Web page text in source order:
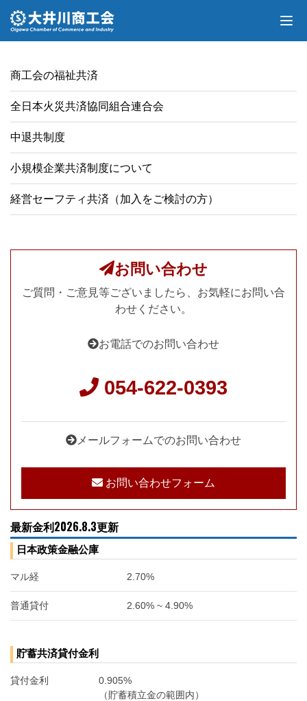
商工会の福祉共済
全日本火災共済協同組合連合会
中退共制度
小規模企業共済制度について
経営セーフティ共済（加入をご検討の方）
お問い合わせ
ご質問・ご意見等ございましたら、お気軽にお問い合
わせください。
お電話でのお問い合わせ
054-622-0393
メールフォームでのお問い合わせ
お問い合わせフォーム
最新金利2026.8.3更新
日本政策金融公庫
マル経 2.70%
普通貸付 2.60% ~ 4.90%
貯蓄共済貸付金利
貸付金利
0.905%
（貯蓄積立金の範囲内）